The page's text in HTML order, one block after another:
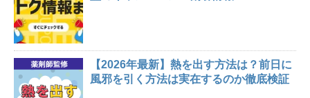
【2026年最新】熱を出す方法は？前日に
風邪を引く方法は実在するのか徹底検証